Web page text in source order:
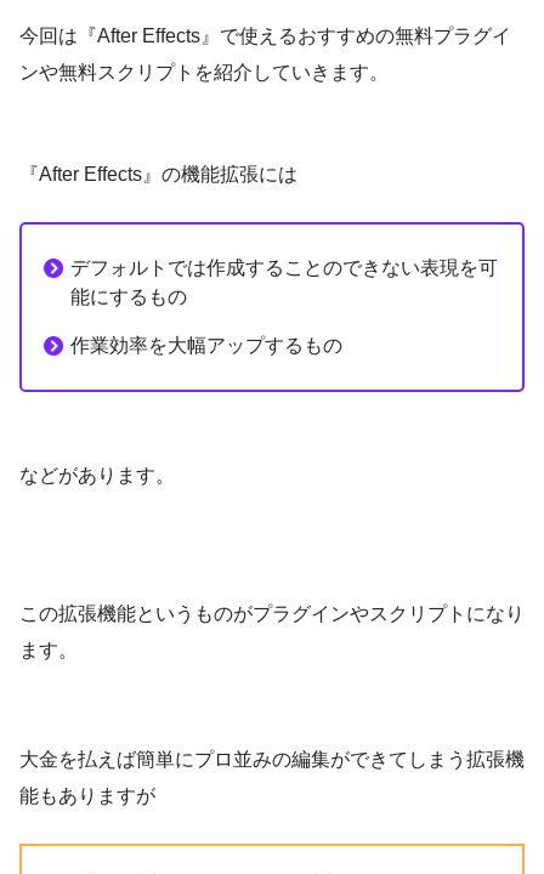
今回は『After Effects』で使えるおすすめの無料プラグイ
ンや無料スクリプトを紹介していきます。
『After Effects』の機能拡張には
デフォルトでは作成することのできない表現を可
能にするもの
作業効率を大幅アップするもの
などがあります。
この拡張機能というものがプラグインやスクリプトになり
ます。
大金を払えば簡単にプロ並みの編集ができてしまう拡張機
能もありますが